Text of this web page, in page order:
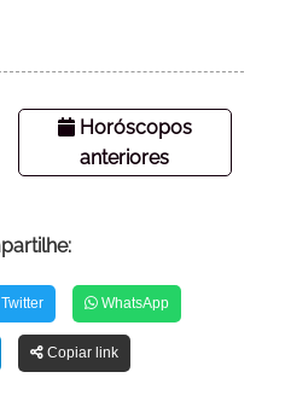
Horóscopos
anteriores
Twitter WhatsApp
Copiar link